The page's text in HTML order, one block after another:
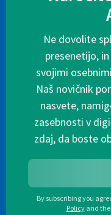
Ne dovolite
presenetijo,
svojimi
Naš novičnik
nasvete,
zasebnosti v
zdaj, da boste
By subscribing you
Policy and